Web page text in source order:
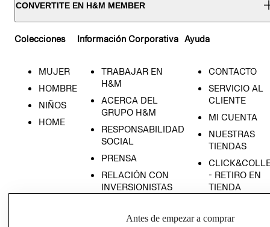
CONVERTITE EN H&M MEMBER
Colecciones
MUJER
HOMBRE
NIÑOS
HOME
Información Corporativa
TRABAJAR EN
H&M
ACERCA DEL
GRUPO H&M
RESPONSABILIDAD
SOCIAL
PRENSA
RELACIÓN CON
INVERSIONISTAS
EMPRESARIAL
Ayuda
CONTACTO
SERVICIO AL
CLIENTE
MI CUENTA
NUESTRAS
TIENDAS
- RETIRO EN
TIENDA
CONDICIONES
Antes de empezar a comprar